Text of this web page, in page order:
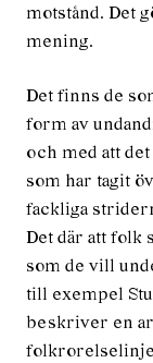
motstånd. Det
mening.
Det finns de
form av
och med att
som har tagit
fackliga
Det där att folk
som de vill
till exempel
beskriver en